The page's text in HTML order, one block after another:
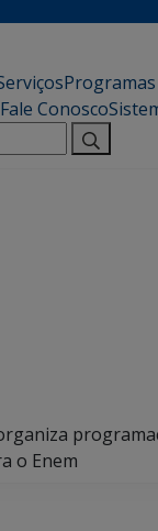
Fale Conosco
o Enem